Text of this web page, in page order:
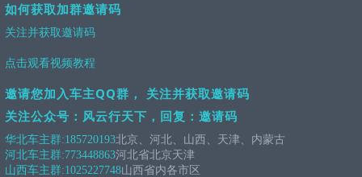
如何获取加群邀请码
关注并获取邀请码
点击观看视频教程
邀请您加入车主QQ群， 关注并获取邀请码
关注公众号：风云行天下，回复：邀请码
华北车主群:185720193北京、河北、山西、天津、内蒙古
河北车主群:773448863河北省北京天津
山西车主群:1025227748山西省内各市区